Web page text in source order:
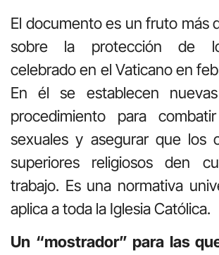
El documento es un fruto más
sobre la protección de
celebrado en el Vaticano en
En él se establecen
procedimiento para
sexuales y asegurar que los
superiores religiosos den
trabajo. Es una normativa
aplica a toda la Iglesia Católica.
Un “mostrador” para las